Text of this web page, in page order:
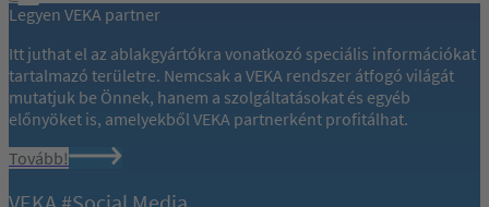
Legyen VEKA partner
Itt juthat el az ablakgyártókra vonatkozó speciális információkat
tartalmazó területre. Nemcsak a VEKA rendszer átfogó világát
mutatjuk be Önnek, hanem a szolgáltatásokat és egyéb
előnyöket is, amelyekből VEKA partnerként profitálhat.
Tovább!